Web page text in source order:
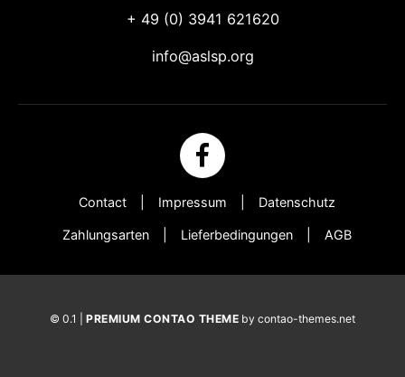
+ 49 (0) 3941 621620
info@aslsp.org
Contact Impressum Datenschutz
Zahlungsarten Lieferbedingungen AGB
© 0.1 | PREMIUM CONTAO THEME by contao-themes.net